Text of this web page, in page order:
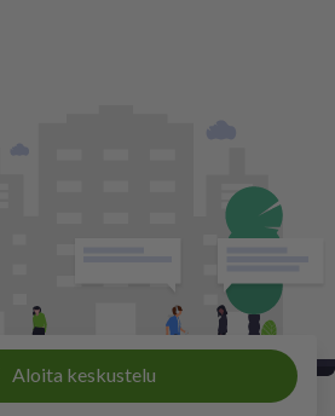
Aloita keskustelu